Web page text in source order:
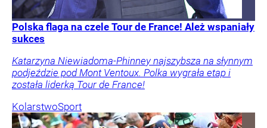
Polska flaga na czele Tour de France! Ależ wspaniały
sukces
Katarzyna Niewiadoma-Phinney najszybsza na słynnym
podjeździe pod Mont Ventoux. Polka wygrała etap i
została liderką Tour de France!
KolarstwoSport